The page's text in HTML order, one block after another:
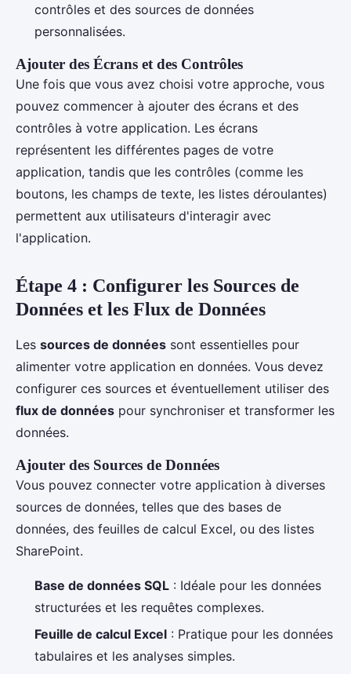
contrôles et des sources de données
personnalisées.
Ajouter des Écrans et des Contrôles
Une fois que vous avez choisi votre approche, vous
pouvez commencer à ajouter des écrans et des
contrôles à votre application. Les écrans
représentent les différentes pages de votre
application, tandis que les contrôles (comme les
boutons, les champs de texte, les listes déroulantes)
permettent aux utilisateurs d'interagir avec
l'application.
Étape 4 : Configurer les Sources de
Données et les Flux de Données
Les sources de données sont essentielles pour
alimenter votre application en données. Vous devez
configurer ces sources et éventuellement utiliser des
flux de données pour synchroniser et transformer les
données.
Ajouter des Sources de Données
Vous pouvez connecter votre application à diverses
sources de données, telles que des bases de
données, des feuilles de calcul Excel, ou des listes
SharePoint.
Base de données SQL : Idéale pour les données
structurées et les requêtes complexes.
Feuille de calcul Excel : Pratique pour les données
tabulaires et les analyses simples.